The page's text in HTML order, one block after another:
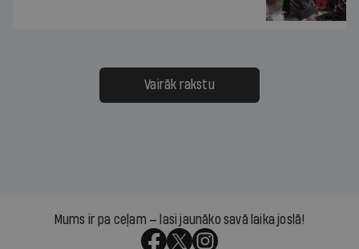
Vairāk rakstu
Mums ir pa ceļam — lasi jaunāko savā laika joslā!